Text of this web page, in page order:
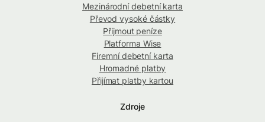
Mezinárodní debetní karta
Převod vysoké částky
Přijmout peníze
Platforma Wise
Firemní debetní karta
Hromadné platby
Přijímat platby kartou
Zdroje